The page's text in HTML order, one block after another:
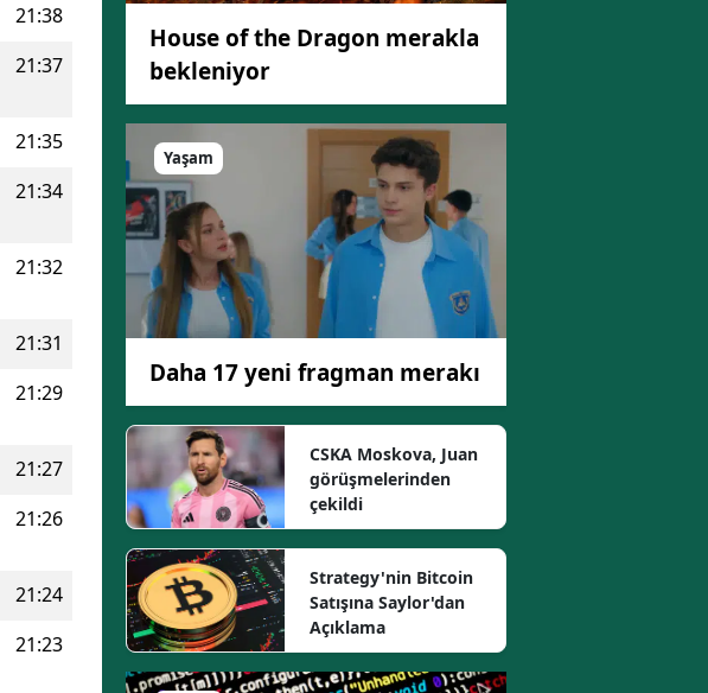
21:38
21:37
21:35
21:34
21:32
21:31
21:29
21:27
21:26
21:24
21:23
House of the Dragon merakla
bekleniyor
Yaşam
Daha 17 yeni fragman merakı
CSKA Moskova, Juan
görüşmelerinden
çekildi
Strategy'nin Bitcoin
Satışına Saylor'dan
Açıklama